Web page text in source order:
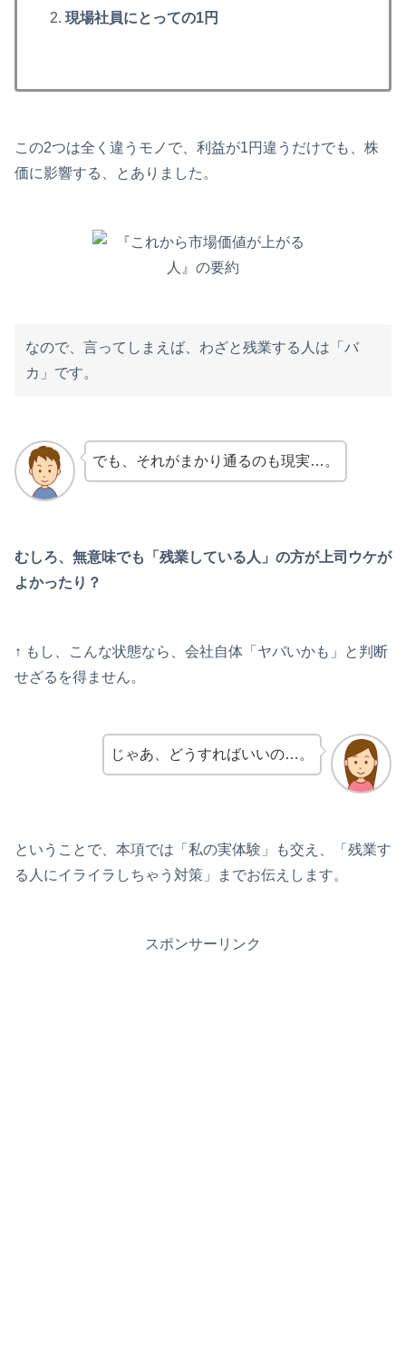
現場社員にとっての1円
この2つは全く違うモノで、利益が1円違うだけでも、株
価に影響する、とありました。
なので、言ってしまえば、わざと残業する人は「バ
カ」です。
でも、それがまかり通るのも現実…。
むしろ、無意味でも「残業している人」の方が上司ウケが
よかったり？
↑ もし、こんな状態なら、会社自体「ヤバいかも」と判断
せざるを得ません。
じゃあ、どうすればいいの…。
ということで、本項では「私の実体験」も交え、「残業す
る人にイライラしちゃう対策」までお伝えします。
スポンサーリンク